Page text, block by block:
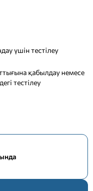
үшін тестілеу
қабылдау немесе
тестілеу